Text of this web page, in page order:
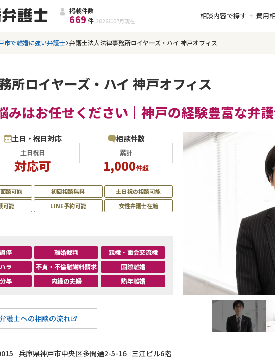
掲載件数
669 件 2026年07月 現在
相談内容で探す 費用
市で離婚に強い弁護士 弁護士法人法律事務所ロイヤーズ・ハイ 神戸オフィス
所ロイヤーズ・ハイ 神戸オフィス
みはお任せください｜神戸の経験豊富な弁
土日・祝日対応
土日祝日
対応可
相談件数
累計
1,000件超
談可能 初回相談無料
土日祝の相談可能
可能 LINE予約可能 女性弁護士在籍
護士への相談の流れ
停 離婚裁判
親権・面会交流権
ラ 不貞・不倫慰謝料請求
国際離婚
与 内縁の夫婦 熟年離婚
兵庫県神戸市中央区多聞通2-5-16 三江ビル6階